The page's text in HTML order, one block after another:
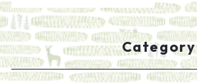
Category